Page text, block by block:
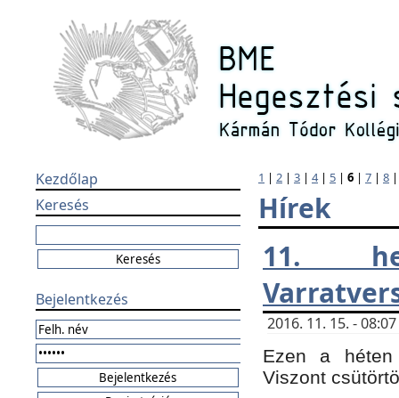
Kezdőlap
Keresés
Bejelentkezés
1 | 2 | 3 | 4| 5 | 6 | 7 | 8
Hírek
11.
2016. 11. 15. -
Ezen a héten
Viszont